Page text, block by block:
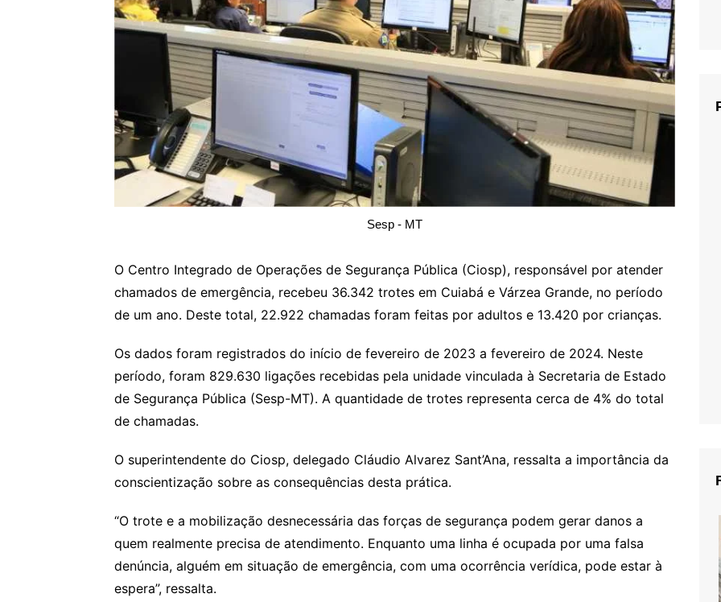
Sesp - MT
O Centro Integrado de Operações de Segurança Pública (Ciosp), responsável por atender
chamados de emergência, recebeu 36.342 trotes em Cuiabá e Várzea Grande, no período
de um ano. Deste total, 22.922 chamadas foram feitas por adultos e 13.420 por crianças.
Os dados foram registrados do início de fevereiro de 2023 a fevereiro de 2024. Neste
período, foram 829.630 ligações recebidas pela unidade vinculada à Secretaria de Estado
de Segurança Pública (Sesp-MT). A quantidade de trotes representa cerca de 4% do total
de chamadas.
O superintendente do Ciosp, delegado Cláudio Alvarez Sant’Ana, ressalta a importância da
conscientização sobre as consequências desta prática.
“O trote e a mobilização desnecessária das forças de segurança podem gerar danos a
quem realmente precisa de atendimento. Enquanto uma linha é ocupada por uma falsa
denúncia, alguém em situação de emergência, com uma ocorrência verídica, pode estar à
espera”, ressalta.